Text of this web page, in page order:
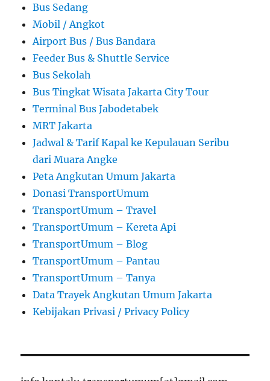
Bus Sedang
Mobil / Angkot
Airport Bus / Bus Bandara
Feeder Bus & Shuttle Service
Bus Sekolah
Bus Tingkat Wisata Jakarta City Tour
Terminal Bus Jabodetabek
MRT Jakarta
Jadwal & Tarif Kapal ke Kepulauan Seribu
dari Muara Angke
Peta Angkutan Umum Jakarta
Donasi TransportUmum
TransportUmum – Travel
TransportUmum – Kereta Api
TransportUmum – Blog
TransportUmum – Pantau
TransportUmum – Tanya
Data Trayek Angkutan Umum Jakarta
Kebijakan Privasi / Privacy Policy